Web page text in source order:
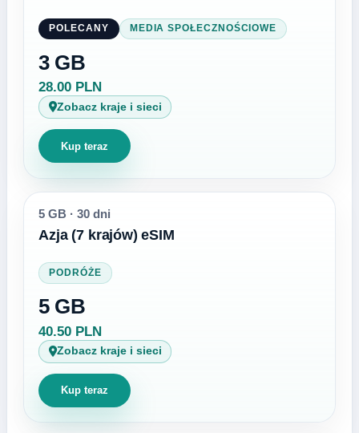
POLECANY MEDIA SPOŁECZNOŚCIOWE
3 GB
28.00 PLN
Zobacz kraje i sieci
Kup teraz
5 GB · 30 dni
Azja (7 krajów) eSIM
PODRÓŻE
5 GB
40.50 PLN
Zobacz kraje i sieci
Kup teraz